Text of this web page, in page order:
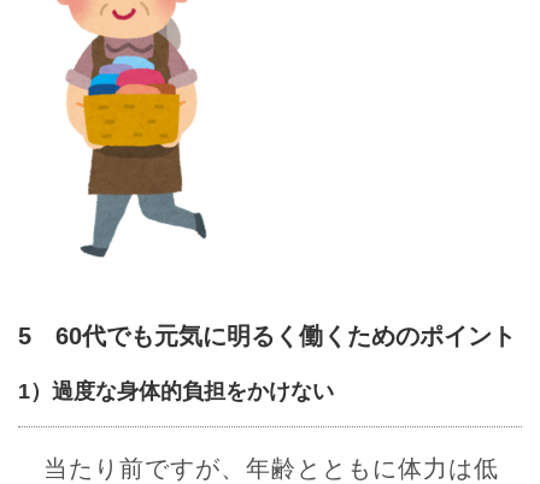
5 60代でも元気に明るく働くためのポイント
1）過度な身体的負担をかけない
当たり前ですが、年齢とともに体力は低